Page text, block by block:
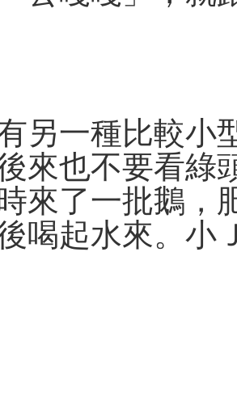
另一種比較小
來也不要看綠
來了一批鵝，
喝起水來。小